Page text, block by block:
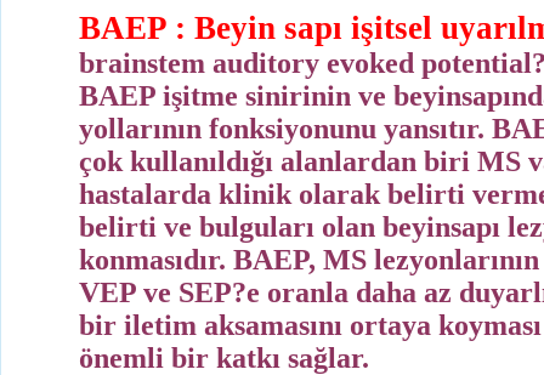
BAEP : Beyin sapı işitsel
brainstem auditory evoked
BAEP işitme sinirinin ve
yollarının fonksiyonunu yansıtır.
çok kullanıldığı alanlardan biri MS
hastalarda klinik olarak belirti
belirti ve bulguları olan beyinsapı
konmasıdır. BAEP, MS
VEP ve SEP?e oranla daha az
bir iletim aksamasını ortaya
önemli bir katkı sağlar.